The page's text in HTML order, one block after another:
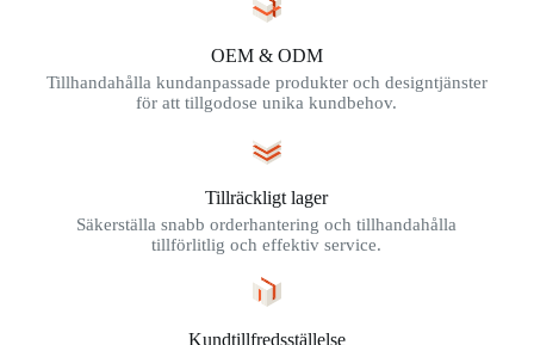
OEM & ODM
Tillhandahålla kundanpassade produkter och designtjänster
för att tillgodose unika kundbehov.
Tillräckligt lager
Säkerställa snabb orderhantering och tillhandahålla
tillförlitlig och effektiv service.
Kundtillfredsställelse